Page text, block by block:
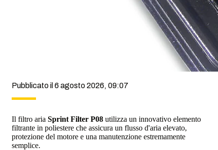
Pubblicato il 6 agosto 2026, 09:07
Il filtro aria Sprint Filter P08 utilizza un innovativo elemento
filtrante in poliestere che assicura un flusso d'aria elevato,
protezione del motore e una manutenzione estremamente
semplice.